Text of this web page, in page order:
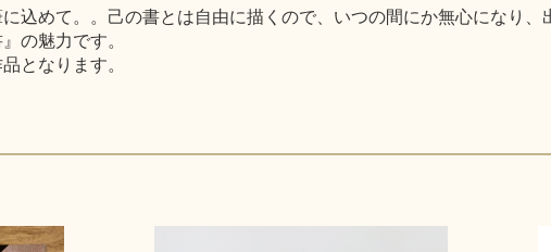
込めて。。己の書とは自由に描くので、いつの間にか無心になり、
の魅力です。
となります。